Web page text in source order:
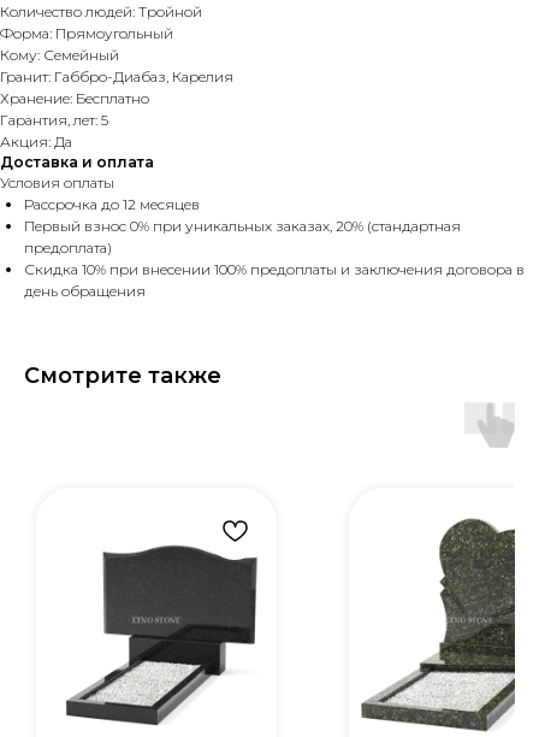
Количество людей: Тройной
Форма: Прямоугольный
Кому: Семейный
Гранит: Габбро-Диабаз, Карелия
Хранение: Бесплатно
Гарантия, лет: 5
Акция: Да
Доставка и оплата
Условия оплаты
Рассрочка до 12 месяцев
Первый взнос 0% при уникальных заказах, 20% (стандартная
предоплата)
Скидка 10% при внесении 100% предоплаты и заключения договора в
день обращения
Смотрите также